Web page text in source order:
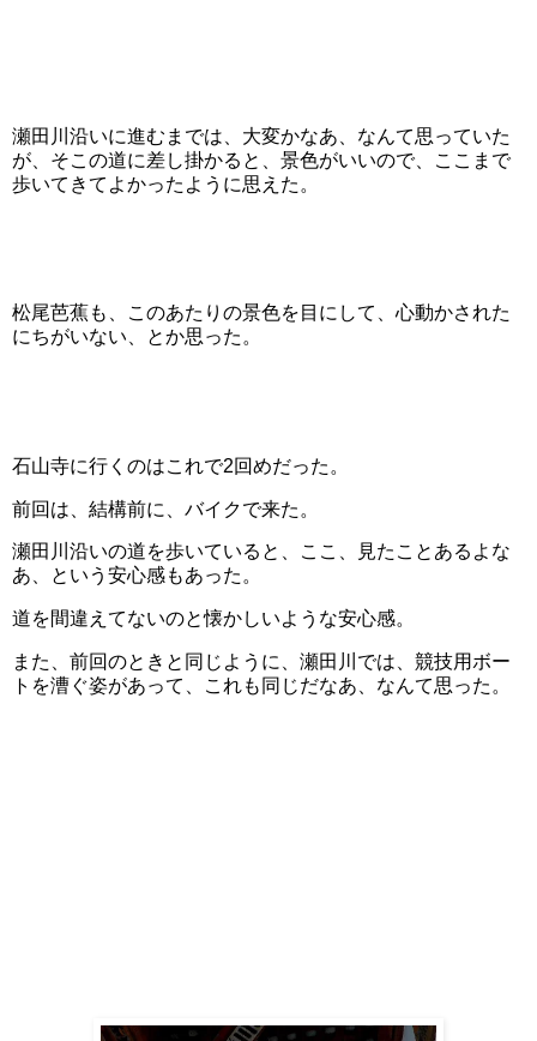
瀬田川沿いに進むまでは、大変かなあ、なんて思っていた
が、そこの道に差し掛かると、景色がいいので、ここまで
歩いてきてよかったように思えた。
松尾芭蕉も、このあたりの景色を目にして、心動かされた
にちがいない、とか思った。
石山寺に行くのはこれで2回めだった。
前回は、結構前に、バイクで来た。
瀬田川沿いの道を歩いていると、ここ、見たことあるよな
あ、という安心感もあった。
道を間違えてないのと懐かしいような安心感。
また、前回のときと同じように、瀬田川では、競技用ボー
トを漕ぐ姿があって、これも同じだなあ、なんて思った。